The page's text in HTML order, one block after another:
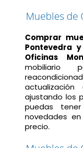
Muebles de
Comprar
Pontevedra
Oficinas
mobiliario
ajustando los
puedas
novedades
precio.